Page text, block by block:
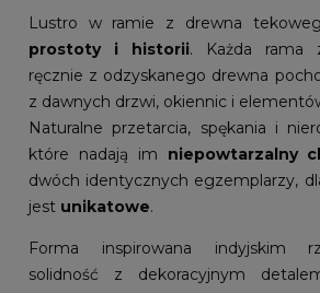
Lustro w ramie z drewna
prostoty i historii. Każda rama
ręcznie z odzyskanego drewna
z dawnych drzwi, okiennic i
Naturalne przetarcia, spękania i
które nadają im niepowtarzalny
dwóch identycznych egzemplarzy,
jest unikatowe.
Forma inspirowana indyjskim
solidność z dekoracyjnym